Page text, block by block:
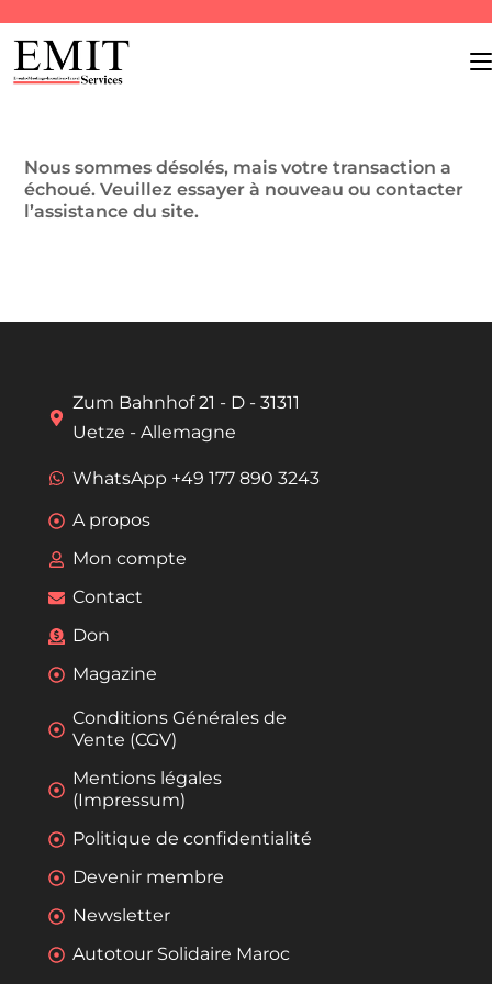
Nous sommes désolés, mais votre transaction a
échoué. Veuillez essayer à nouveau ou contacter
l’assistance du site.
Zum Bahnhof 21 - D - 31311
Uetze - Allemagne
WhatsApp +49 177 890 3243
A propos
Mon compte
Contact
Don
Magazine
Conditions Générales de
Vente (CGV)
Mentions légales
(Impressum)
Politique de confidentialité
Devenir membre
Newsletter
Autotour Solidaire Maroc